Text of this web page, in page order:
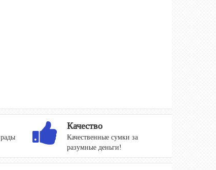
Качество
Качественные сумки за
разумные деньги!